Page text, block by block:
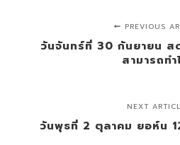
PREVIOUS
วันจันทร์ที่ 30 กันยายน ส
สามารถทำ
NEXT
วันพุธที่ 2 ตุลาคม ยอห์น